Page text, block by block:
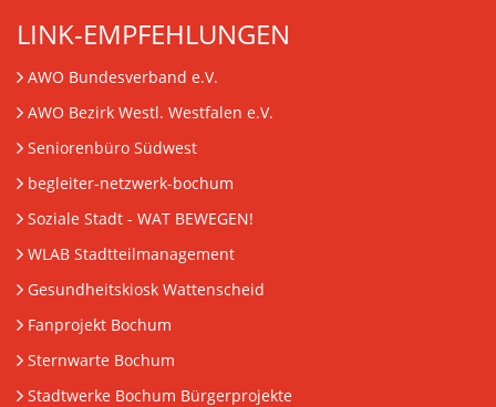
LINK-EMPFEHLUNGEN
AWO Bundesverband e.V.
AWO Bezirk Westl. Westfalen e.V.
Seniorenbüro Südwest
begleiter-netzwerk-bochum
Soziale Stadt - WAT BEWEGEN!
WLAB Stadtteilmanagement
Gesundheitskiosk Wattenscheid
Fanprojekt Bochum
Sternwarte Bochum
Stadtwerke Bochum Bürgerprojekte